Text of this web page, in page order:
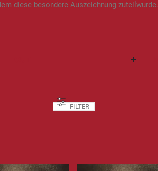
diese besondere Auszeichnung zuteilwurde.
FILTER